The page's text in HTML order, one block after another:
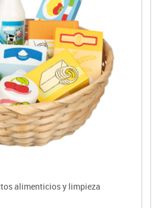
alimenticios y limpieza